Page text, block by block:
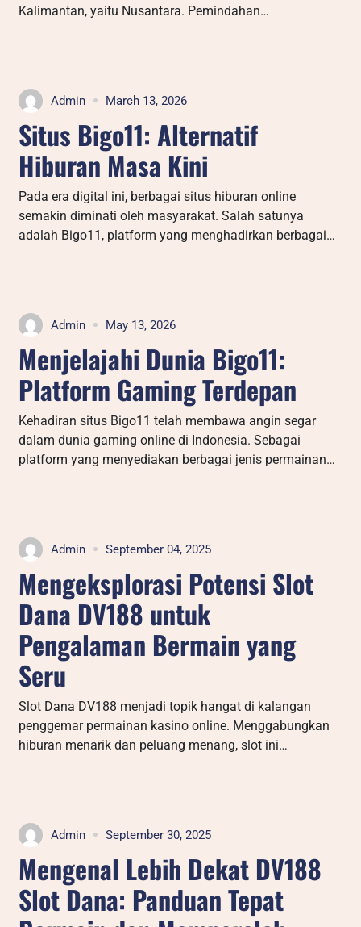
Kalimantan, yaitu Nusantara. Pemindahan…
Admin March 13, 2026
Situs Bigo11: Alternatif
Hiburan Masa Kini
Pada era digital ini, berbagai situs hiburan online
semakin diminati oleh masyarakat. Salah satunya
adalah Bigo11, platform yang menghadirkan berbagai…
Admin May 13, 2026
Menjelajahi Dunia Bigo11:
Platform Gaming Terdepan
Kehadiran situs Bigo11 telah membawa angin segar
dalam dunia gaming online di Indonesia. Sebagai
platform yang menyediakan berbagai jenis permainan…
Admin September 04, 2025
Mengeksplorasi Potensi Slot
Dana DV188 untuk
Pengalaman Bermain yang
Seru
Slot Dana DV188 menjadi topik hangat di kalangan
penggemar permainan kasino online. Menggabungkan
hiburan menarik dan peluang menang, slot ini…
Admin September 30, 2025
Mengenal Lebih Dekat DV188
Slot Dana: Panduan Tepat